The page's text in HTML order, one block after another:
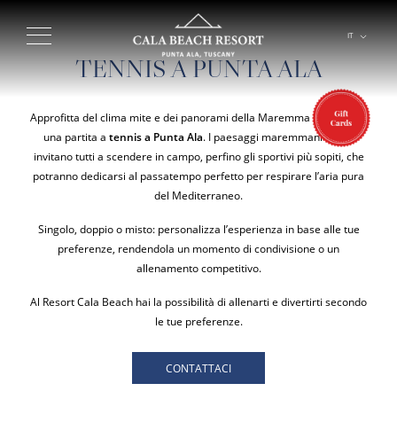
IT
TENNIS A PUNTA ALA
Approfitta del clima mite e dei panorami della Maremma per goderti
una partita a tennis a Punta Ala. I paesaggi maremmani infatti
invitano tutti a scendere in campo, perfino gli sportivi più sopiti, che
potranno dedicarsi al passatempo perfetto per respirare l’aria pura
del Mediterraneo.
Singolo, doppio o misto: personalizza l’esperienza in base alle tue
preferenze, rendendola un momento di condivisione o un
allenamento competitivo.
Al Resort Cala Beach hai la possibilità di allenarti e divertirti secondo
le tue preferenze.
CONTATTACI